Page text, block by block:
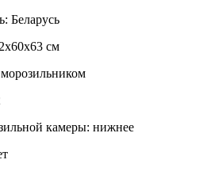
Беларусь
см
камеры: нижнее